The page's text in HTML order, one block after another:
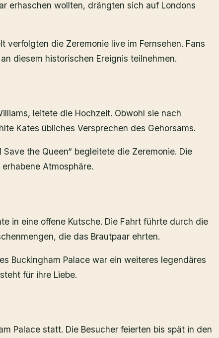
erhaschen wollten, drängten sich auf Londons
verfolgten die Zeremonie live im Fernsehen. Fans
diesem historischen Ereignis teilnehmen.
leitete die Hochzeit. Obwohl sie nach
Kates übliches Versprechen des Gehorsams.
the Queen“ begleitete die Zeremonie. Die
Atmosphäre.
in eine offene Kutsche. Die Fahrt führte durch die
die das Brautpaar ehrten.
Buckingham Palace war ein weiteres legendäres
für ihre Liebe.
Palace statt. Die Besucher feierten bis spät in den